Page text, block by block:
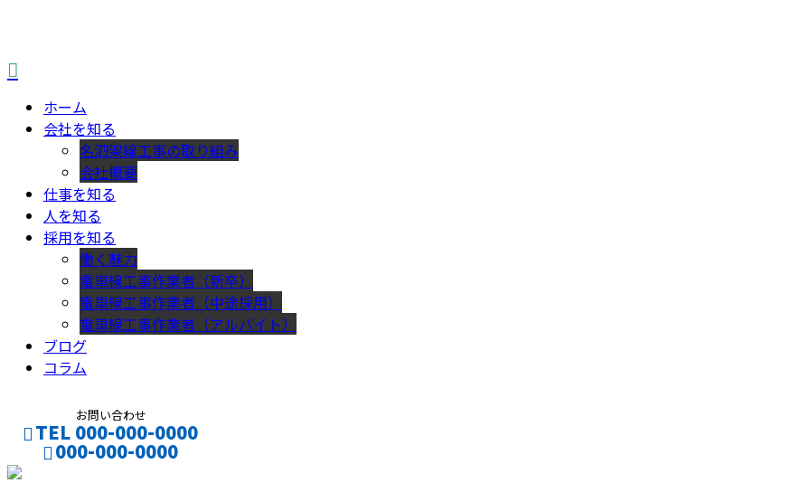
ホーム
会社を知る
名泗架線工事の取り組み
会社概要
仕事を知る
人を知る
採用を知る
働く魅力
電車線工事作業者（新卒）
電車線工事作業者（中途採用）
電車線工事作業者（アルバイト）
ブログ
コラム
お問い合わせ
TEL 000-000-0000
000-000-0000